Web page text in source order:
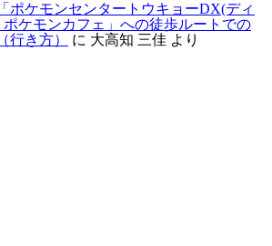
ポケモンセンタートウキョーDX(ディ
ケモンカフェ」への徒歩ルートでの
行き方）
に 大高知 三佳 より